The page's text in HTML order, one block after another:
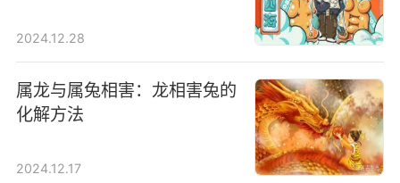
2024.12.28
属龙与属兔相害：龙相害兔的
化解方法
2024.12.17